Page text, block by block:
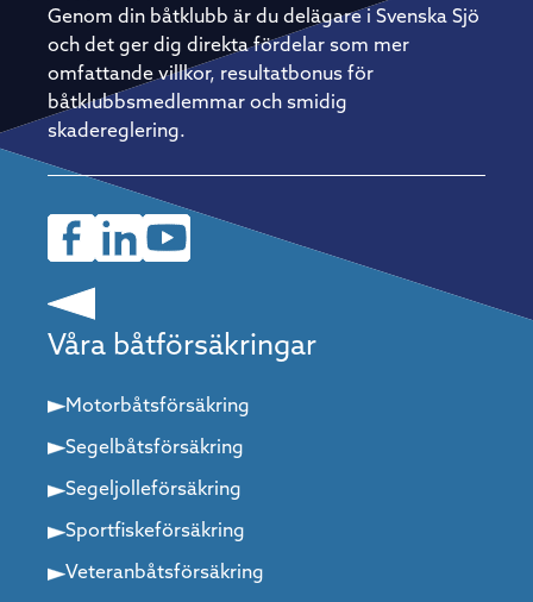
Genom din båtklubb är du delägare i Svenska Sjö
och det ger dig direkta fördelar som mer
omfattande villkor, resultatbonus för
båtklubbsmedlemmar och smidig
skadereglering.
Våra båtförsäkringar
Motorbåtsförsäkring
Segelbåtsförsäkring
Segeljolleförsäkring
Sportfiskeförsäkring
Veteranbåtsförsäkring